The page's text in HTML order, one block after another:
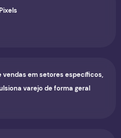
vendas em setores específicos,
varejo de forma geral